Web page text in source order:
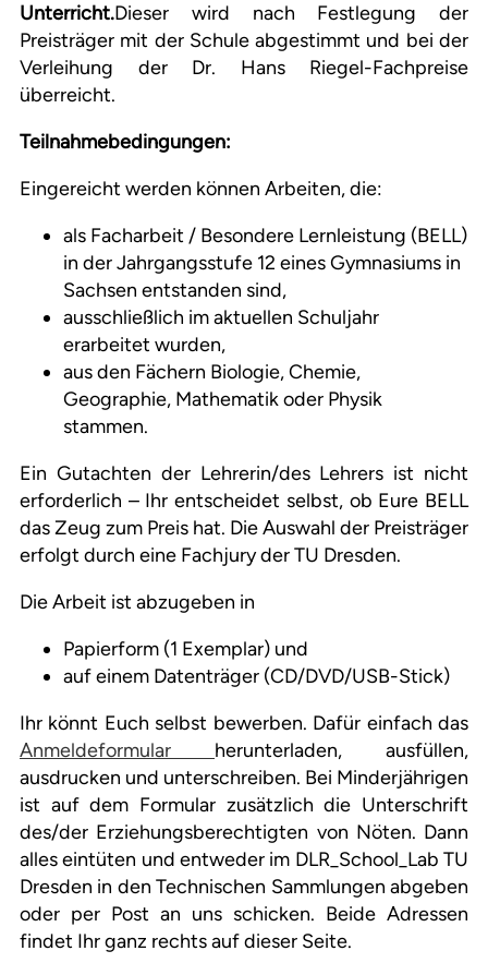
Unterricht.Dieser wird nach Festlegung der
Preisträger mit der Schule abgestimmt und bei der
Verleihung der Dr. Hans Riegel-Fachpreise
überreicht.
Teilnahmebedingungen:
Eingereicht werden können Arbeiten, die:
als Facharbeit / Besondere Lernleistung (BELL)
in der Jahrgangsstufe 12 eines Gymnasiums in
Sachsen entstanden sind,
ausschließlich im aktuellen Schuljahr
erarbeitet wurden,
aus den Fächern Biologie, Chemie,
Geographie, Mathematik oder Physik
stammen.
Ein Gutachten der Lehrerin/des Lehrers ist nicht
erforderlich – Ihr entscheidet selbst, ob Eure BELL
das Zeug zum Preis hat. Die Auswahl der Preisträger
erfolgt durch eine Fachjury der TU Dresden.
Die Arbeit ist abzugeben in
Papierform (1 Exemplar) und
auf einem Datenträger (CD/DVD/USB-Stick)
Ihr könnt Euch selbst bewerben. Dafür einfach das
Anmeldeformular herunterladen, ausfüllen,
ausdrucken und unterschreiben. Bei Minderjährigen
ist auf dem Formular zusätzlich die Unterschrift
des/der Erziehungsberechtigten von Nöten. Dann
alles eintüten und entweder im DLR_School_Lab TU
Dresden in den Technischen Sammlungen abgeben
oder per Post an uns schicken. Beide Adressen
findet Ihr ganz rechts auf dieser Seite.